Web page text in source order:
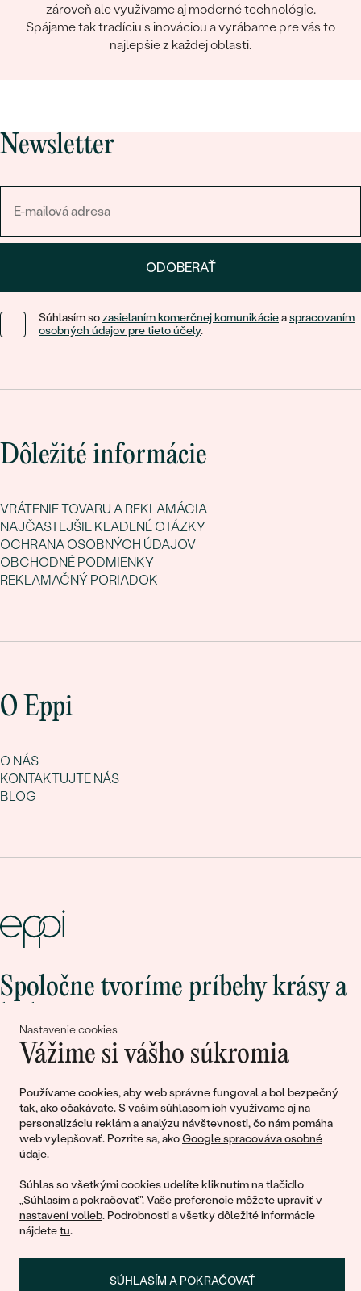
Nastavenie cookies
Vážime si vášho súkromia
Používame cookies, aby web správne fungoval a bol bezpečný
tak, ako očakávate. S vaším súhlasom ich využívame aj na
personalizáciu reklám a analýzu návštevnosti, čo nám pomáha
web vylepšovať. Pozrite sa, akoGoogle spracováva osobné
údaje.
Súhlas so všetkými cookies udelíte kliknutím na tlačidlo
„Súhlasím a pokračovať". Vaše preferencie môžete upraviť v
nastavení volieb. Podrobnosti a všetky dôležité informácie
nájdetetu.
SÚHLASÍM A POKRAČOVAŤ
zároveň ale využívame aj moderné technológie.
Spájame tak tradíciu s inováciou a vyrábame pre vás to
najlepšie z každej oblasti.
Newsletter
ODOBERAŤ
Súhlasím sozasielaním komerčnej komunikácieaspracovaním
osobných údajov pre tieto účely.
Dôležité informácie
VRÁTENIE TOVARU A REKLAMÁCIA
NAJČASTEJŠIE KLADENÉ OTÁZKY
OCHRANA OSOBNÝCH ÚDAJOV
OBCHODNÉ PODMIENKY
REKLAMAČNÝ PORIADOK
O Eppi
O NÁS
KONTAKTUJTE NÁS
BLOG
Spoločne tvoríme príbehy krásy a
Pripojte sa k nám!
© 2011 - 2026, Eppi.sk